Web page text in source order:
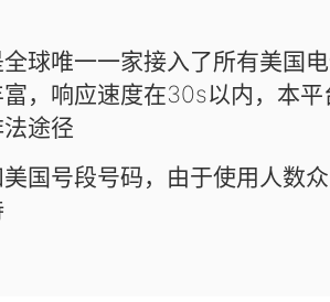
球唯一一家接入了所有美国
，响应速度在30s以内，本平
途径
国号段号码，由于使用人数